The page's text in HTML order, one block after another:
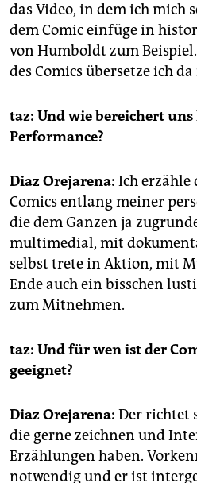
das Video, in dem ich mich
dem Comic einfüge in
von Humboldt zum
des Comics übersetze ich
taz: Und wie bereichert uns
Performance?
Diaz Orejarena: Ich erzähle
Comics entlang meiner
die dem Ganzen ja
multimedial, mit
selbst trete in Aktion, mit
Ende auch ein bisschen
zum Mitnehmen.
taz: Und für wen ist der
geeignet?
Diaz Orejarena: Der richtet
die gerne zeichnen und
Erzählungen haben.
notwendig und er ist